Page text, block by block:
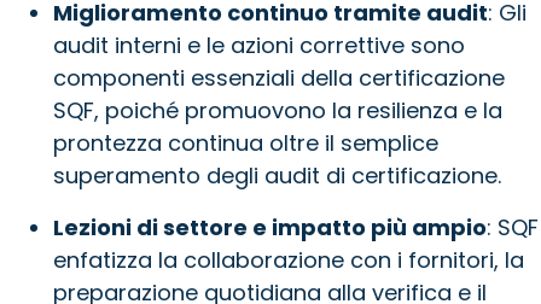
Miglioramento continuo tramite audit: Gli
audit interni e le azioni correttive sono
componenti essenziali della certificazione
SQF, poiché promuovono la resilienza e la
prontezza continua oltre il semplice
superamento degli audit di certificazione.
Lezioni di settore e impatto più ampio: SQF
enfatizza la collaborazione con i fornitori, la
preparazione quotidiana alla verifica e il